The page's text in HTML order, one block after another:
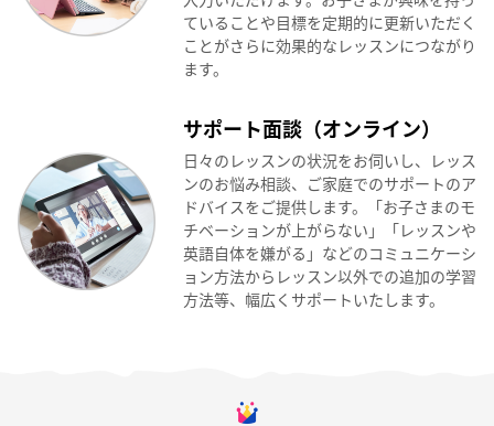
ていることや目標を定期的に更新いただく
ことがさらに効果的なレッスンにつながり
ます。
サポート面談（オンライン）
日々のレッスンの状況をお伺いし、レッス
ンのお悩み相談、ご家庭でのサポートのア
ドバイスをご提供します。「お子さまのモ
チベーションが上がらない」「レッスンや
英語自体を嫌がる」などのコミュニケーシ
ョン方法からレッスン以外での追加の学習
方法等、幅広くサポートいたします。